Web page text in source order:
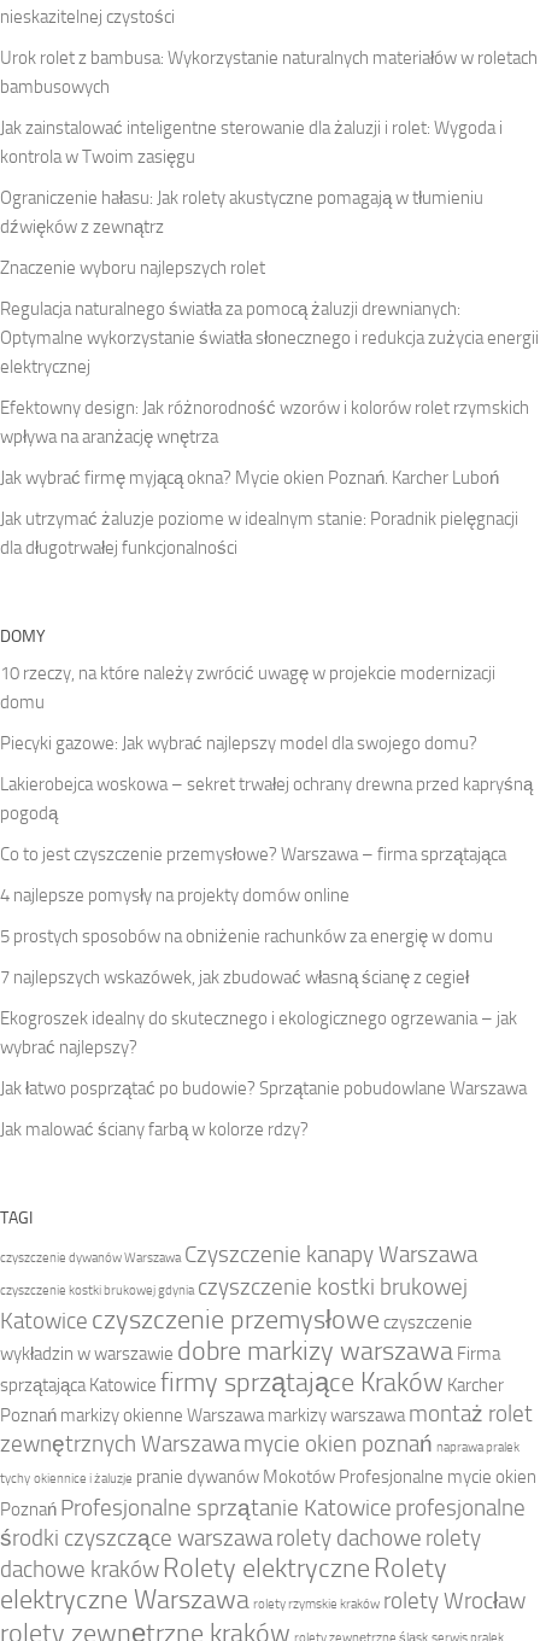
nieskazitelnej czystości
Urok rolet z bambusa: Wykorzystanie naturalnych materiałów w roletach
bambusowych
Jak zainstalować inteligentne sterowanie dla żaluzji i rolet: Wygoda i
kontrola w Twoim zasięgu
Ograniczenie hałasu: Jak rolety akustyczne pomagają w tłumieniu
dźwięków z zewnątrz
Znaczenie wyboru najlepszych rolet
Regulacja naturalnego światła za pomocą żaluzji drewnianych:
Optymalne wykorzystanie światła słonecznego i redukcja zużycia energii
elektrycznej
Efektowny design: Jak różnorodność wzorów i kolorów rolet rzymskich
wpływa na aranżację wnętrza
Jak wybrać firmę myjącą okna? Mycie okien Poznań. Karcher Luboń
Jak utrzymać żaluzje poziome w idealnym stanie: Poradnik pielęgnacji
dla długotrwałej funkcjonalności
DOMY
10 rzeczy, na które należy zwrócić uwagę w projekcie modernizacji
domu
Piecyki gazowe: Jak wybrać najlepszy model dla swojego domu?
Lakierobejca woskowa – sekret trwałej ochrany drewna przed kapryśną
pogodą
Co to jest czyszczenie przemysłowe? Warszawa – firma sprzątająca
4 najlepsze pomysły na projekty domów online
5 prostych sposobów na obniżenie rachunków za energię w domu
7 najlepszych wskazówek, jak zbudować własną ścianę z cegieł
Ekogroszek idealny do skutecznego i ekologicznego ogrzewania – jak
wybrać najlepszy?
Jak łatwo posprzątać po budowie? Sprzątanie pobudowlane Warszawa
Jak malować ściany farbą w kolorze rdzy?
TAGI
czyszczenie dywanów Warszawa Czyszczenie kanapy Warszawa
czyszczenie kostki brukowej gdynia czyszczenie kostki brukowej
Katowice czyszczenie przemysłowe czyszczenie
wykładzin w warszawie dobre markizy warszawa Firma
sprzątająca Katowice firmy sprzątające Kraków Karcher
Poznań markizy okienne Warszawa markizy warszawa montaż rolet
zewnętrznych Warszawamycie okien poznań naprawa pralek
tychy okiennice i żaluzje pranie dywanów Mokotów Profesjonalne mycie okien
Poznań Profesjonalne sprzątanie Katowice profesjonalne
środki czyszczące warszawarolety dachowe rolety
dachowe kraków Rolety elektryczne Rolety
elektryczne Warszawa rolety rzymskie kraków rolety Wrocław
rolety zewnętrzne kraków rolety zewnętrzne śląsk serwis pralek